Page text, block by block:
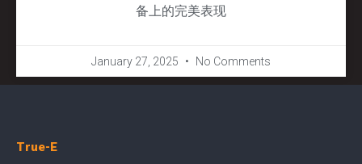
备上的完美表现
January 27, 2025 No Comments
True-E